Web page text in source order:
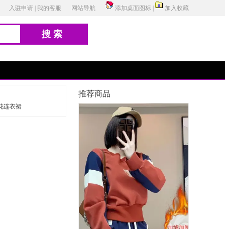
入驻申请 我的客服 网站导航 添加桌面图标 加入收藏
搜索
连衣裙
推荐商品